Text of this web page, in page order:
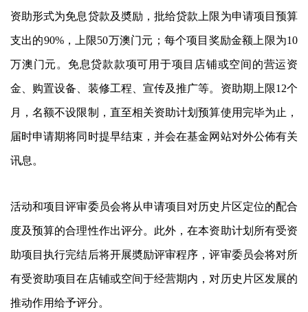
资助形式为免息贷款及奬励，批给贷款上限为申请项目预算
支出的90%，上限50万澳门元；每个项目奖励金额上限为10
万澳门元。免息贷款款项可用于项目店铺或空间的营运资
金、购置设备、装修工程、宣传及推广等。资助期上限12个
月，名额不设限制，直至相关资助计划预算使用完毕为止，
届时申请期将同时提早结束，并会在基金网站对外公佈有关
讯息。
活动和项目评审委员会将从申请项目对历史片区定位的配合
度及预算的合理性作出评分。此外，在本资助计划所有受资
助项目执行完结后将开展奬励评审程序，评审委员会将对所
有受资助项目在店铺或空间于经营期内，对历史片区发展的
推动作用给予评分。